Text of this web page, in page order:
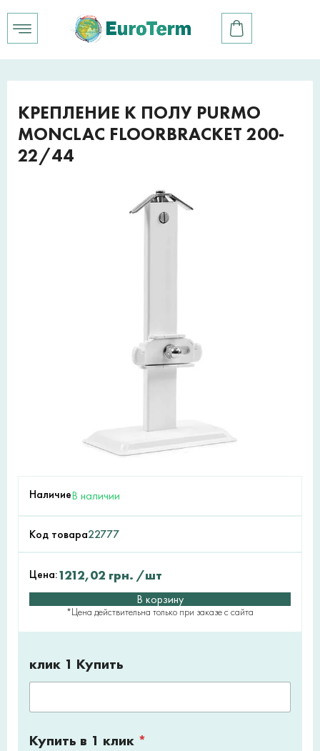
КРЕПЛЕНИЕ К ПОЛУ PURMO
MONCLAC FLOORBRACKET 200-
22/44
НаличиеВ наличии
Код товара22777
Цена:1212,02 грн. /шт
В корзину
*Цена действительна только при заказе с сайта
клик 1 Купить
Купить в 1 клик *